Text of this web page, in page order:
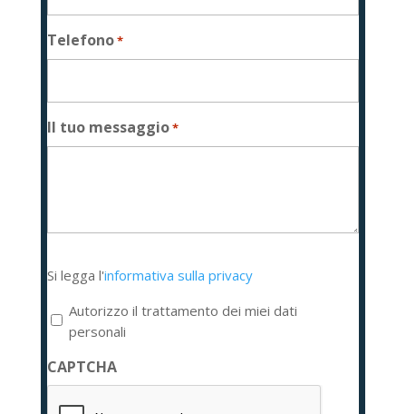
Telefono*
Il tuo messaggio*
legga
l'informativa
sulla
privacy
*
Si legga l'informativa sulla privacy
Autorizzo il trattamento dei miei dati
personali
CAPTCHA